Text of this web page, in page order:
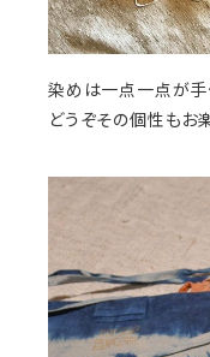
染めは一点一点が手
どうぞその個性もお